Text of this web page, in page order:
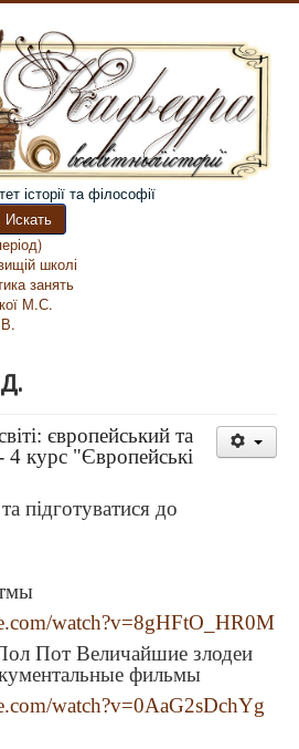
історії та філософії
Искать
школі
занять
М.С.
європейський та
4 курс "Європейські
підготуватися до
watch?v=8gHFtO_HR0M
Пот Величайшие злодеи
фильмы
watch?v=0AaG2sDchYg